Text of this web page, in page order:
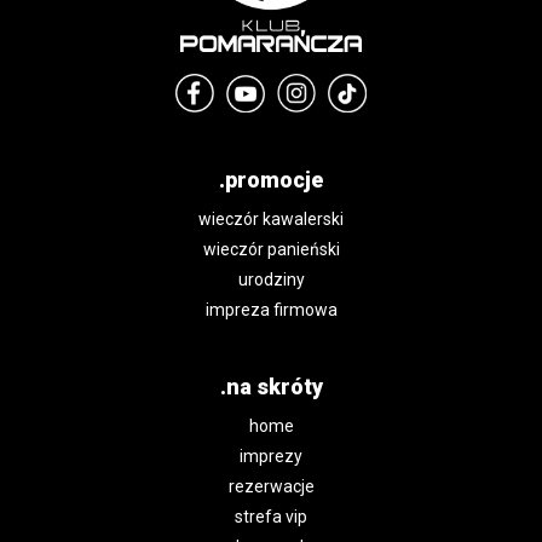
.promocje
wieczór kawalerski
wieczór panieński
urodziny
impreza firmowa
.na skróty
home
imprezy
rezerwacje
strefa vip